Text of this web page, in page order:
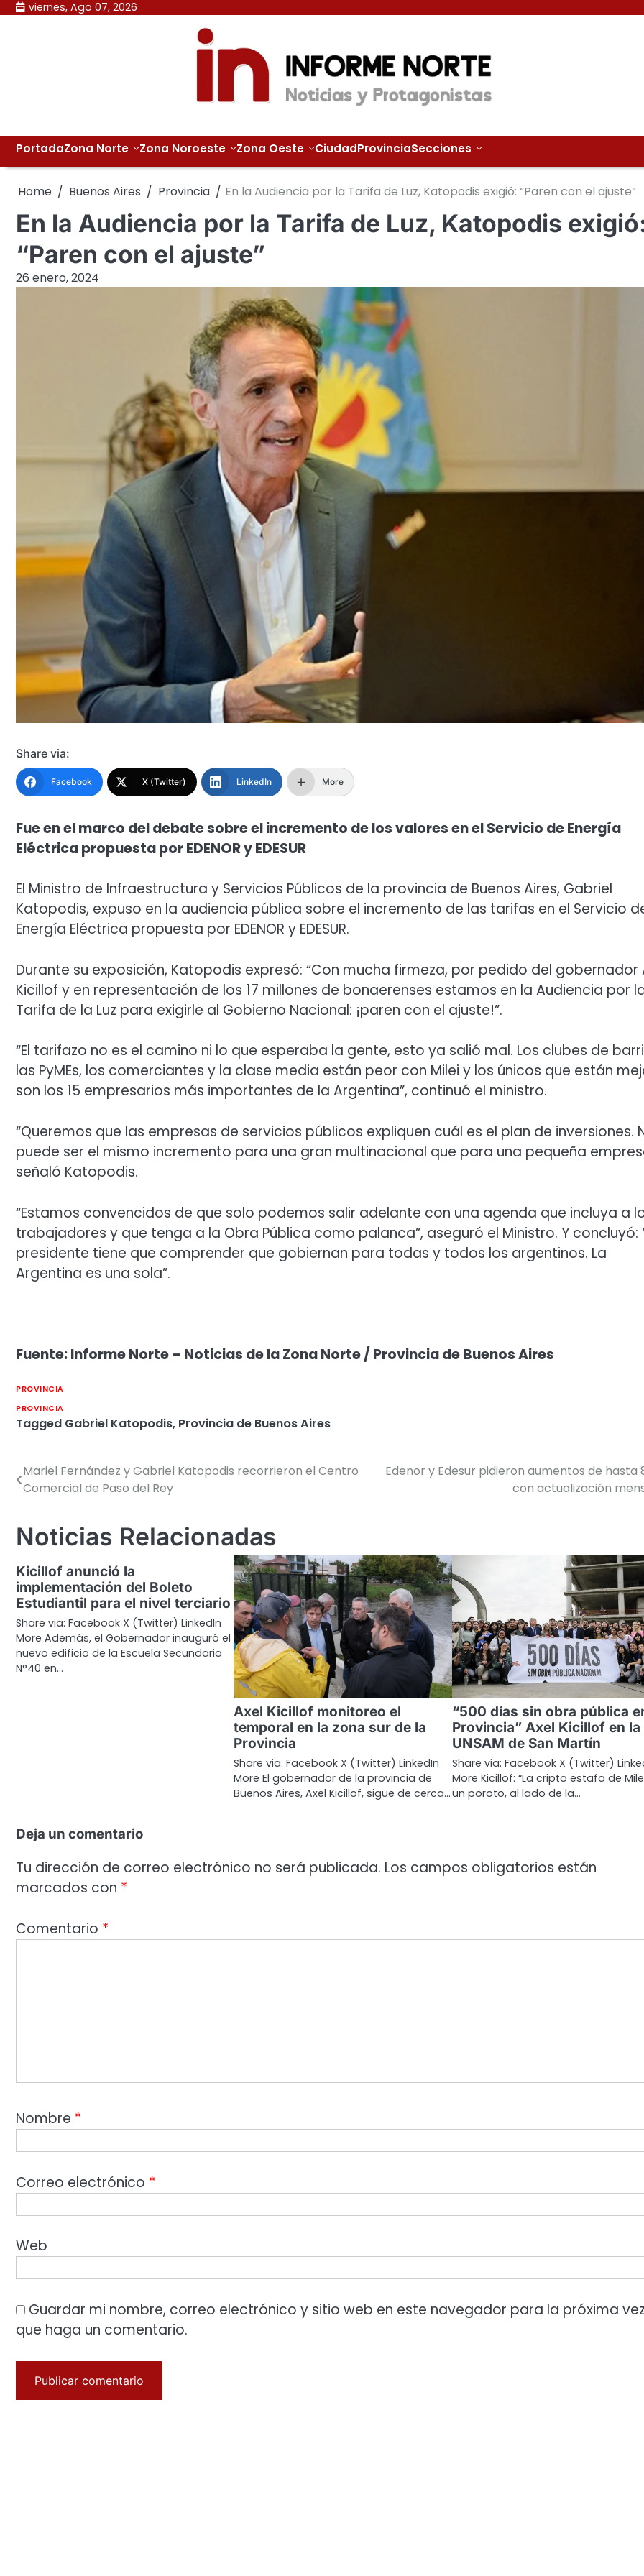
Skip viernes, Ago 07, 2026
PortadaZona Norte Zona Noroeste Zona Oeste CiudadProvinciaSecciones
Home Buenos Aires Provincia En la Audiencia por la Tarifa de Luz, Katopodis exigió: “Paren con el ajuste”
En la Audiencia por la Tarifa de Luz, Katopodis
“Paren con el ajuste”
26 enero, 2024
Share via:
Facebook X (Twitter) LinkedIn More
Fue en el marco del debate sobre el incremento de los valores en el Servicio de Energía
Eléctrica propuesta por EDENOR y EDESUR
El Ministro de Infraestructura y Servicios Públicos de la provincia de Buenos Aires, Gabriel
Katopodis, expuso en la audiencia pública sobre el incremento de las tarifas en el Servicio
Energía Eléctrica propuesta por EDENOR y EDESUR.
Durante su exposición, Katopodis expresó: “Con mucha firmeza, por pedido del gobernador
Kicillof y en representación de los 17 millones de bonaerenses estamos en la Audiencia por
Tarifa de la Luz para exigirle al Gobierno Nacional: ¡paren con el ajuste!”.
“El tarifazo no es el camino ni lo que esperaba la gente, esto ya salió mal. Los clubes de
las PyMEs, los comerciantes y la clase media están peor con Milei y los únicos que están
son los 15 empresarios más importantes de la Argentina”, continuó el ministro.
“Queremos que las empresas de servicios públicos expliquen cuál es el plan de inversiones.
puede ser el mismo incremento para una gran multinacional que para una pequeña
señaló Katopodis.
“Estamos convencidos de que solo podemos salir adelante con una agenda que incluya a
trabajadores y que tenga a la Obra Pública como palanca”, aseguró el Ministro. Y concluyó:
presidente tiene que comprender que gobiernan para todas y todos los argentinos. La
Argentina es una sola”.
Fuente: Informe Norte – Noticias de la Zona Norte / Provincia de Buenos Aires
PROVINCIA
PROVINCIA
Tagged Gabriel Katopodis, Provincia de Buenos Aires
Navegación
entradas
Mariel Fernández y Gabriel Katopodis recorrieron el Centro
Comercial de Paso del Rey
Edenor y Edesur pidieron aumentos de hasta
con actualización
Noticias Relacionadas
Kicillof anunció la
implementación del Boleto
Estudiantil para el nivel terciario
Share via: Facebook X (Twitter) LinkedIn
More Además, el Gobernador inauguró el
nuevo edificio de la Escuela Secundaria
N°40 en…
Axel Kicillof monitoreo el
temporal en la zona sur de la
Provincia
Share via: Facebook X (Twitter) LinkedIn
More El gobernador de la provincia de
Buenos Aires, Axel Kicillof, sigue de cerca…
“500 días sin obra pública
Provincia” Axel Kicillof en la
UNSAM de San Martín
Share via: Facebook X (Twitter)
More Kicillof: “La cripto estafa de
un poroto, al lado de la…
Deja un comentario
Tu dirección de correo electrónico no será publicada. Los campos obligatorios están
marcados con *
Comentario *
Nombre *
Correo electrónico *
Web
Guardar mi nombre, correo electrónico y sitio web en este navegador para la próxima
que haga un comentario.